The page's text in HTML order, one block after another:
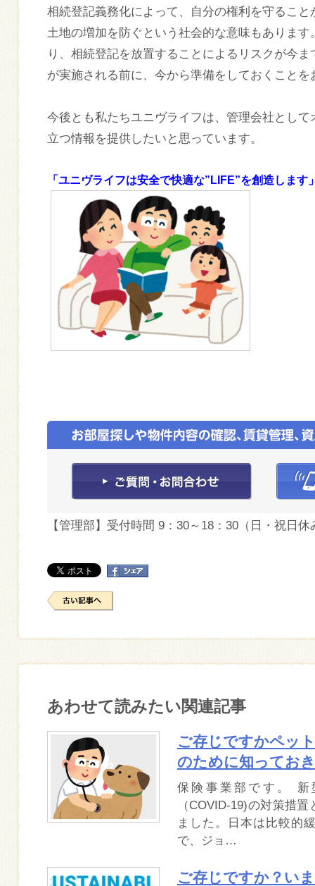
相続登記義務化によって、自分の権利を守るこ
土地の増加を防ぐという社会的な意味もありま
り、相続登記を放置することによるリスクが今
が実施される前に、今から準備をしておくことを
今後とも私たちユニヴライフは、管理会社とし
立つ情報を提供したいと思っています。
「ユニヴライフは安全で快適な”LIFE”を創造します
【管理部】受付時間 9：30～18：30（日・祝日休
あわせて読みたい関連記事
ご存じですかペッ
のために知ってお
保険事業部です。 新
（COVID-19)の対策措
ました。日本は比較的
で、ジョ…
ご存じですか？い